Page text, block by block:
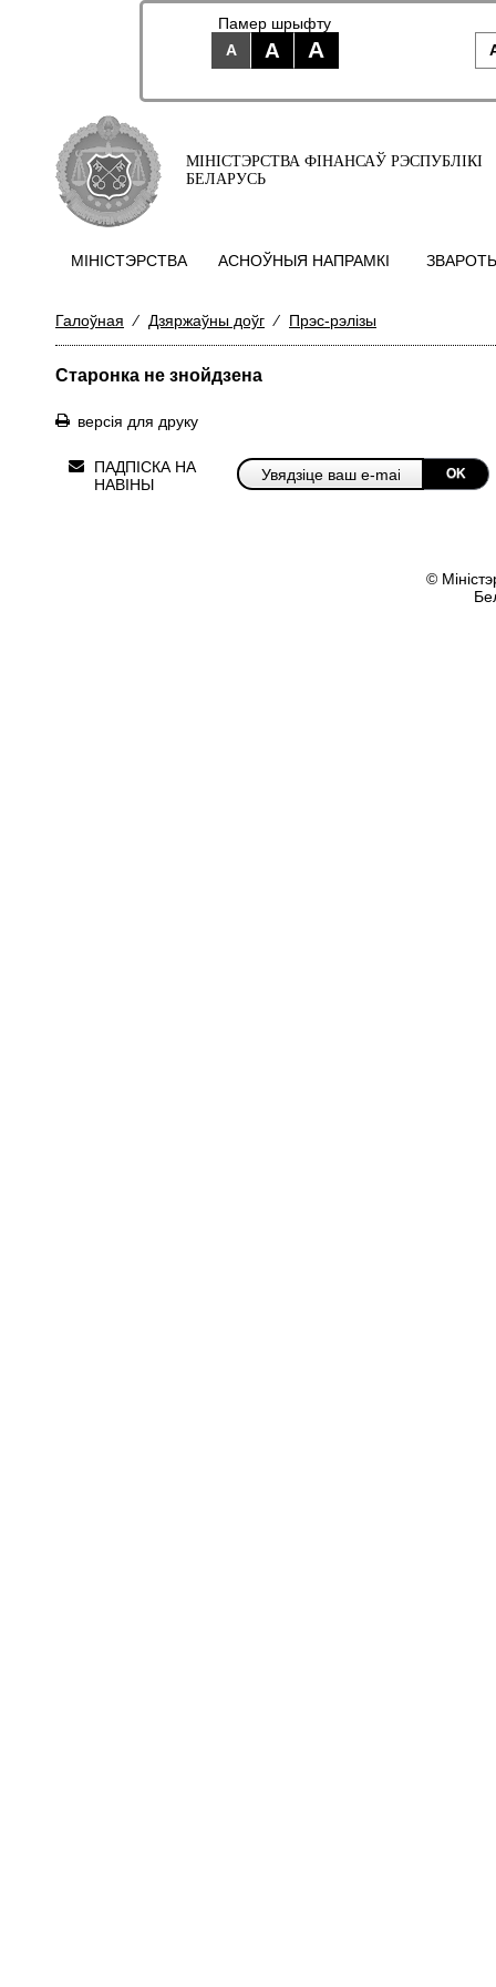
Памер шрыфту
A
A A
МІНІСТЭРСТВА ФІНАНСАЎ РЭСПУБЛІКІ
БЕЛАРУСЬ
МIНIСТЭРСТВА АСНОЎНЫЯ НАПРАМКI
Галоўная ⁄ Дзяржаўны доўг ⁄ Прэс-рэлізы
Старонка не знойдзена
версія для друку
ПАДПІСКА НА
НАВІНЫ
OK
©